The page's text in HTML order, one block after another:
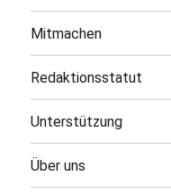
Mitmachen
Redaktionsstatut
Unterstützung
Über uns